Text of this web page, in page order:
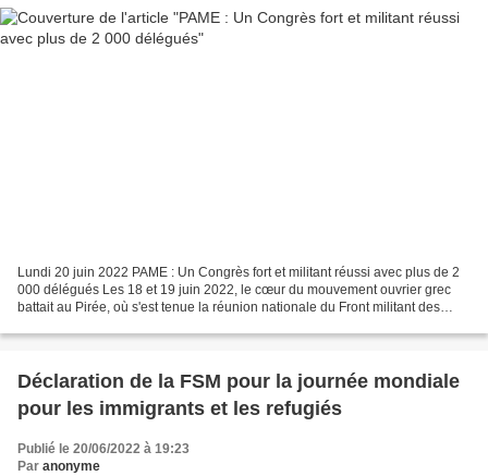
Lundi 20 juin 2022 PAME : Un Congrès fort et militant réussi avec plus de 2
000 délégués Les 18 et 19 juin 2022, le cœur du mouvement ouvrier grec
battait au Pirée, où s'est tenue la réunion nationale du Front militant des
Déclaration de la FSM pour la journée mondiale
pour les immigrants et les refugiés
Publié le 20/06/2022 à 19:23
Par anonyme